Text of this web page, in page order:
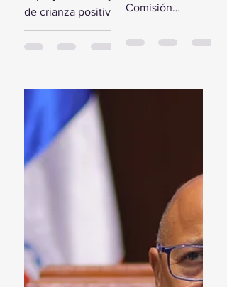
Primera
Dama
de crianza positiva
SANTO
DOMINGO.- El
Diputados, Alfredo
Pacheco, junto...
General del
Estado 2024
Comisión
Bicameral Especial
iniciará hoy los
proyecto de ley